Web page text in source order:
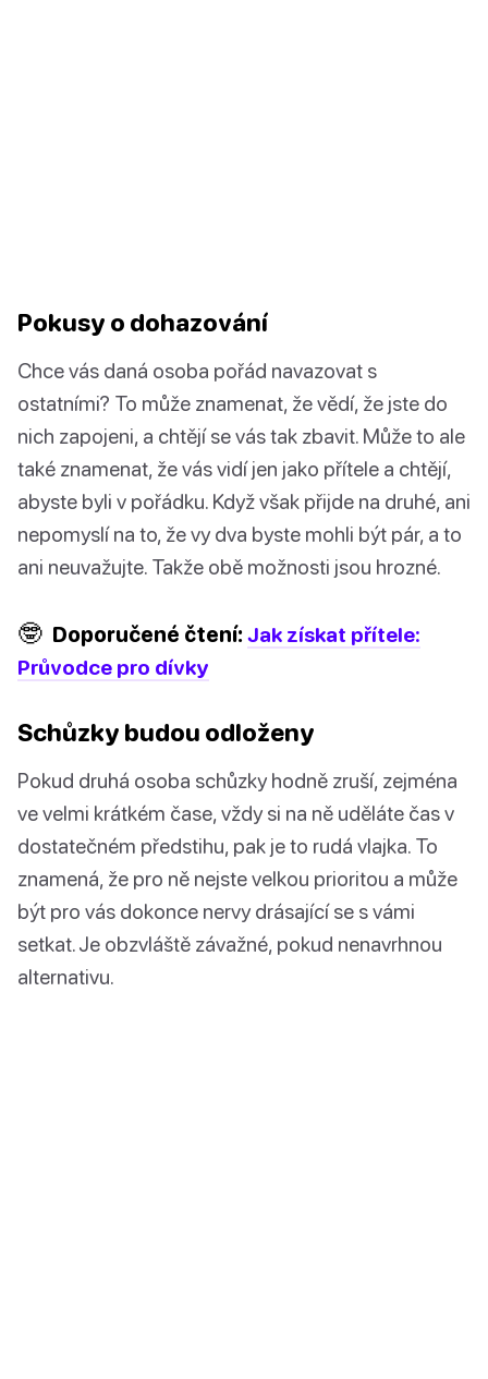
Pokusy o dohazování
Chce vás daná osoba pořád navazovat s
ostatními? To může znamenat, že vědí, že jste do
nich zapojeni, a chtějí se vás tak zbavit. Může to ale
také znamenat, že vás vidí jen jako přítele a chtějí,
abyste byli v pořádku. Když však přijde na druhé, ani
nepomyslí na to, že vy dva byste mohli být pár, a to
ani neuvažujte. Takže obě možnosti jsou hrozné.
🤓 Doporučené čtení: Jak získat přítele:
Průvodce pro dívky
Schůzky budou odloženy
Pokud druhá osoba schůzky hodně zruší, zejména
ve velmi krátkém čase, vždy si na ně uděláte čas v
dostatečném předstihu, pak je to rudá vlajka. To
znamená, že pro ně nejste velkou prioritou a může
být pro vás dokonce nervy drásající se s vámi
setkat. Je obzvláště závažné, pokud nenavrhnou
alternativu.